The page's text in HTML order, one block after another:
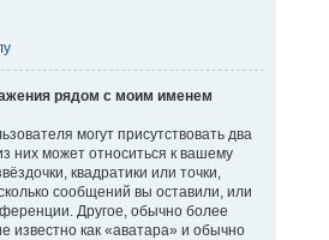
рядом с моим именем
могут присутствовать два
них может относиться к вашему
квадратики или точки,
сообщений вы оставили, или
Другое, обычно более
известно как «аватара» и обычно